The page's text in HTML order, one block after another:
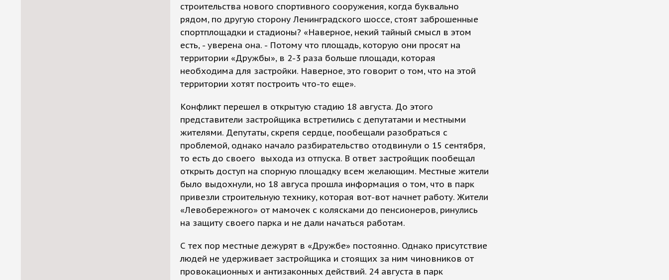
строительства нового спортивного сооружения, когда буквально
рядом, по другую сторону Ленинградского шоссе, стоят заброшенные
спортплощадки и стадионы? «Наверное, некий тайный смысл в этом
есть, - уверена она. - Потому что площадь, которую они просят на
территории «Дружбы», в 2-3 раза больше площади, которая
необходима для застройки. Наверное, это говорит о том, что на этой
территории хотят построить что-то еще».
Конфликт перешел в открытую стадию 18 августа. До этого
представители застройщика встретились с депутатами и местными
жителями. Депутаты, скрепя сердце, пообещали разобраться с
проблемой, однако начало разбирательство отодвинули о 15 сентября,
то есть до своего выхода из отпуска. В ответ застройщик пообещал
открыть доступ на спорную площадку всем желающим. Местные жители
было выдохнули, но 18 авгуса прошла информация о том, что в парк
привезли строительную технику, которая вот-вот начнет работу. Жители
«Левобережного» от мамочек с колясками до пенсионеров, ринулись
на защиту своего парка и не дали начаться работам.
С тех пор местные дежурят в «Дружбе» постоянно. Однако присутствие
людей не удерживает застройщика и стоящих за ним чиновников от
провокационных и антизаконных действий. 24 августа в парк